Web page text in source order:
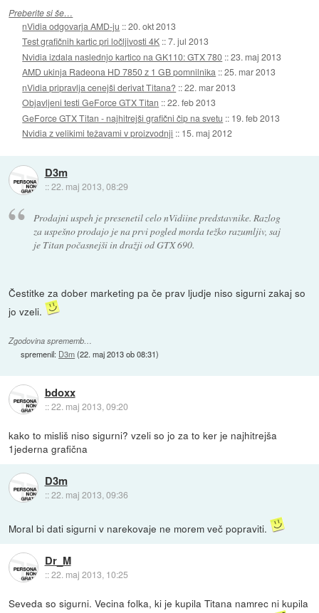
Preberite si še…
nVidia odgovarja AMD-ju ::20. okt 2013
Test grafičnih kartic pri ločljivosti 4K ::7. jul 2013
Nvidia izdala naslednjo kartico na GK110: GTX 780 ::23. maj 2013
AMD ukinja Radeona HD 7850 z 1 GB pomnilnika ::25. mar 2013
nVidia pripravlja cenejši derivat Titana? ::22. mar 2013
Objavljeni testi GeForce GTX Titan ::22. feb 2013
GeForce GTX Titan - najhitrejši grafični čip na svetu :: 19. feb 2013
Nvidia z velikimi težavami v proizvodnji :: 15. maj 2012
D3m
::22. maj 2013, 08:29
Prodajni uspeh je presenetil celo nVidiine predstavnike. Razlog
za uspešno prodajo je na prvi pogled morda težko razumljiv, saj
je Titan počasnejši in dražji od GTX 690.
Čestitke za dober marketing pa če prav ljudje niso sigurni zakaj so
jo vzeli.
Zgodovina sprememb…
spremenil: D3m(22. maj 2013 ob 08:31)
bdoxx
::22. maj 2013, 09:20
kako to misliš niso sigurni? vzeli so jo za to ker je najhitrejša
1jederna grafična
D3m
::22. maj 2013, 09:36
Moral bi dati sigurni v narekovaje ne morem več popraviti.
Dr_M
::22. maj 2013, 10:25
Seveda so sigurni. Vecina folka, ki je kupila Titana namrec ni kupila